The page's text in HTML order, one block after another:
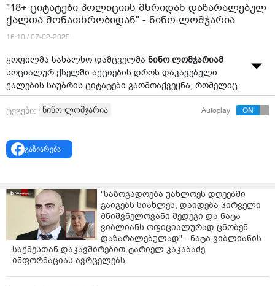
"18+ ციტატები პოლიციის მხრიდან დაზარალებულ
ქალთა მონათხრობიდან" - ნინო ლომჯარია
18:10 / 07-02-2025
ყოფილმა სახალხო დამცველმა ნინო ლომჯარიამ
სოციალურ ქსელში აქციების დროს დაკავებული
ქალების საუბრის ციტატები გაომოაქვეყნა, რომელიც
როგორც თავად წერს, "რადიო თავისუფლების"
წყაროზე დაყრდნობითაა.
ქალთა მონათხრობიდან:
რომ მოგტ**ავ, მუ***იდანაც მასე წამოგივა სისხლიო”;
- „რა გეგონა, აქ რომ მოდიოდი, გადარჩებოდი?
პოლიციის მანქანაში წაგიყვანთ, მუხლებზე
დაგაყენებთ და შენს პირში მოგცემთ, შე ბო*ო,
შეგვიძლია შენს პირში ჩაგა*ვათ”;
- "როცა ქალმა ითხოვა, სკამზე დამჯდარი წაეყვანათ
ტეგები: ნინო ლომჯარია Autoplay
გაზიარება
"საზოგადოება უახლოეს დღეებში
გაიგებს სიახლეს, დაიდება პირველი
მნიშვნელოვანი შედეგი და ნატა
ვიბლიანს ოფიციალურად ცნობენ
დაზარალებულად" - ნატა ვიბლიანის
საქმესთან დაკავშირებით ტარიელ კაკაბაძე
ინფორმაციას ავრცელებს